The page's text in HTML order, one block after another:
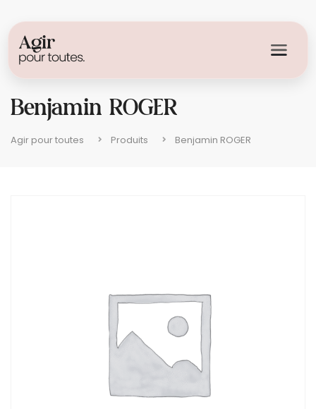
Benjamin ROGER
Agir pour toutes Produits Benjamin ROGER